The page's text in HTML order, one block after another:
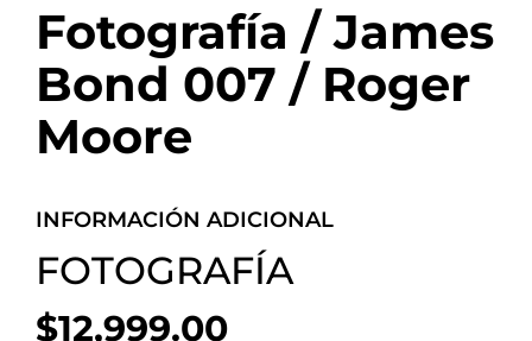
Fotografía / James
Bond 007 / Roger
Moore
INFORMACIÓN ADICIONAL
FOTOGRAFÍA
$12,999.00